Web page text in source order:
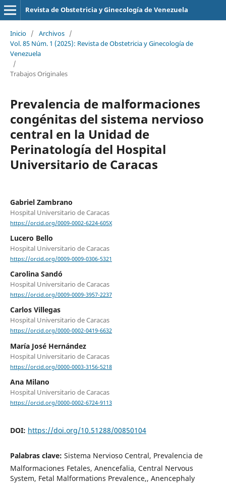
Revista de Obstetricia y Ginecología de Venezuela
Inicio / Archivos /
Vol. 85 Núm. 1 (2025): Revista de Obstetricia y Ginecología de
Venezuela
/
Trabajos Originales
Prevalencia de malformaciones
congénitas del sistema nervioso
central en la Unidad de
Perinatología del Hospital
Universitario de Caracas
Gabriel Zambrano
Hospital Universitario de Caracas
https://orcid.org/0009-0002-6224-605X
Lucero Bello
Hospital Universitario de Caracas
https://orcid.org/0009-0009-0306-5321
Carolina Sandó
Hospital Universitario de Caracas
https://orcid.org/0009-0009-3957-2237
Carlos Villegas
Hospital Universitario de Caracas
https://orcid.org/0000-0002-0419-6632
María José Hernández
Hospital Universitario de Caracas
https://orcid.org/0000-0003-3156-5218
Ana Milano
Hospital Universitario de Caracas
https://orcid.org/0000-0002-6724-9113
DOI: https://doi.org/10.51288/00850104
Palabras clave: Sistema Nervioso Central, Prevalencia de
Malformaciones Fetales, Anencefalia, Central Nervous
System, Fetal Malformations Prevalence,, Anencephaly